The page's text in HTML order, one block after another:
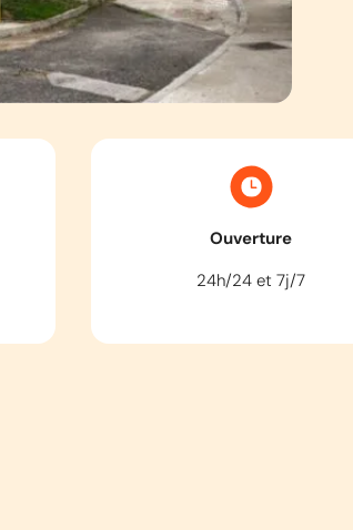
Ouverture
24h/24 et 7j/7